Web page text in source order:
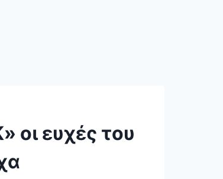
οι ευχές του